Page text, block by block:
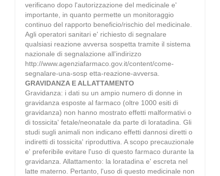
verificano dopo l'autorizzazione del medicinale e'
importante, in quanto permette un monitoraggio
continuo del rapporto beneficio/rischio del medicinale.
Agli operatori sanitari e' richiesto di segnalare
qualsiasi reazione avversa sospetta tramite il sistema
nazionale di segnalazione all'indirizzo
http://www.agenziafarmaco.gov.it/content/come-
segnalare-una-sosp etta-reazione-avversa.
GRAVIDANZA E ALLATTAMENTO
Gravidanza: i dati su un ampio numero di donne in
gravidanza esposte al farmaco (oltre 1000 esiti di
gravidanza) non hanno mostrato effetti malformativi o
di tossicita' fetale/neonatale da parte di loratadina. Gli
studi sugli animali non indicano effetti dannosi diretti o
indiretti di tossicita' riproduttiva. A scopo precauzionale
e' preferibile evitare l'uso di questo farmaco durante la
gravidanza. Allattamento: la loratadina e' escreta nel
latte materno. Pertanto, l'uso di questo medicinale non